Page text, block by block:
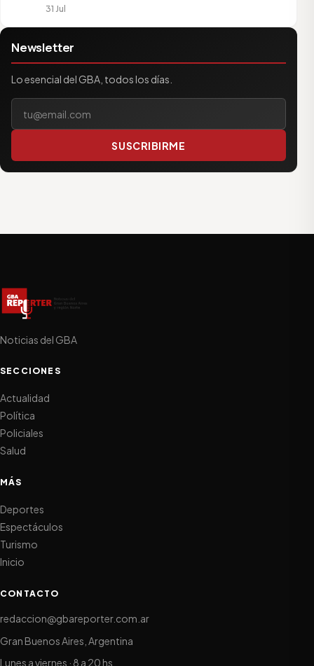
31 Jul
Newsletter
Lo esencial del GBA, todos los días.
Tu correo electrónico
SUSCRIBIRME
Noticias del GBA
SECCIONES
Actualidad
Política
Policiales
Salud
MÁS
Deportes
Espectáculos
Turismo
Inicio
CONTACTO
redaccion@gbareporter.com.ar
Gran Buenos Aires, Argentina
Lunes a viernes · 8 a 20 hs